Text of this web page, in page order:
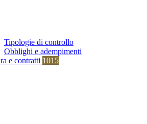
Tipologie di controllo
Obblighi e adempimenti
e contratti 1015